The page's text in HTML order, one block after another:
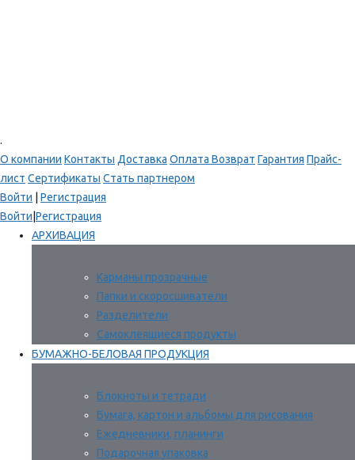
.
О компании Контакты Доставка Оплата Возврат Гарантия Прайс-
лист Сертификаты Стать партнером
Войти
Регистрация
Войти Регистрация
АРХИВАЦИЯ
Карманы прозрачные
Папки и скоросшиватели
Разделители
Самоклеящиеся продукты
БУМАЖНО-БЕЛОВАЯ ПРОДУКЦИЯ
Блокноты и тетради
Бумага, картон и альбомы для рисования
Ежедневники, планинги
Подарочная упаковка